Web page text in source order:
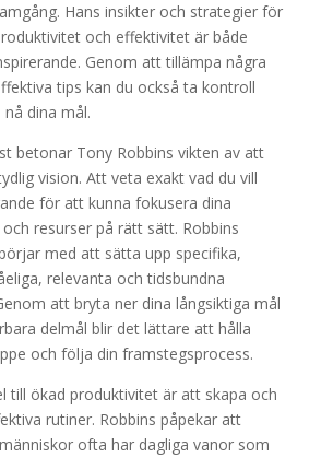
Hans insikter och strategier för
och effektivitet är både
Genom att tillämpa några
tips kan du också ta kontroll
dina mål.
betonar Tony Robbins vikten av att
vision. Att veta exakt vad du vill
för att kunna fokusera dina
resurser på rätt sätt. Robbins
med att sätta upp specifika,
relevanta och tidsbundna
att bryta ner dina långsiktiga mål
delmål blir det lättare att hålla
och följa din framstegsprocess.
till ökad produktivitet är att skapa och
rutiner. Robbins påpekar att
ofta har dagliga vanor som